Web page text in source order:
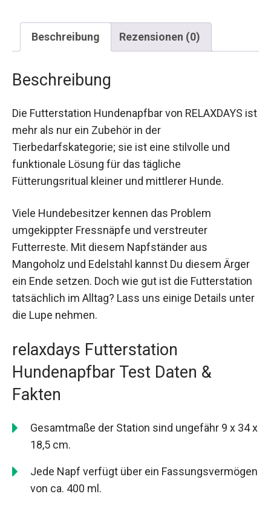
Beschreibung Rezensionen (0)
Beschreibung
Die Futterstation Hundenapfbar von RELAXDAYS ist
mehr als nur ein Zubehör in der
Tierbedarfskategorie; sie ist eine stilvolle und
funktionale Lösung für das tägliche
Fütterungsritual kleiner und mittlerer Hunde.
Viele Hundebesitzer kennen das Problem
umgekippter Fressnäpfe und verstreuter
Futterreste. Mit diesem Napfständer aus
Mangoholz und Edelstahl kannst Du diesem Ärger
ein Ende setzen. Doch wie gut ist die Futterstation
tatsächlich im Alltag? Lass uns einige Details unter
die Lupe nehmen.
relaxdays Futterstation
Hundenapfbar Test Daten &
Fakten
Gesamtmaße der Station sind ungefähr 9 x 34 x
18,5 cm.
Jede Napf verfügt über ein Fassungsvermögen
von ca. 400 ml.